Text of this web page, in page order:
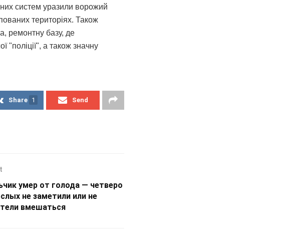
систем уразили ворожий
територіях. Також
ремонтну базу, де
"поліції", а також значну
Share 1 Send
умер от голода — четверо
не заметили или не
вмешаться